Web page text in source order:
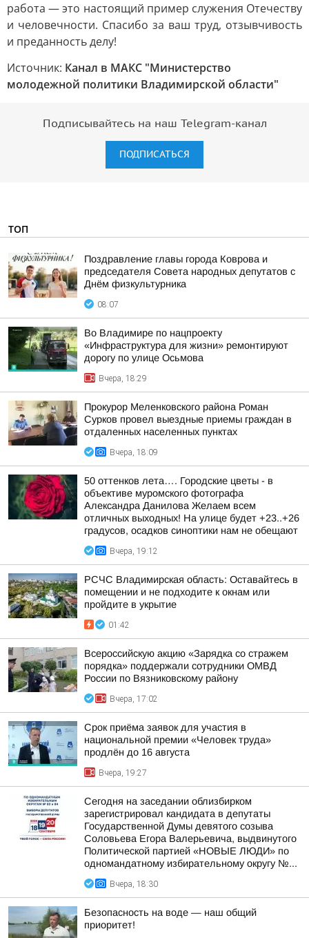
работа — это настоящий пример служения Отечеству
и человечности. Спасибо за ваш труд, отзывчивость
и преданность делу!
Источник: Канал в МАКС "Министерство
молодежной политики Владимирской области"
Подписывайтесь на наш Telegram-канал
ПОДПИСАТЬСЯ
ТОП
Поздравление главы города Коврова и
председателя Совета народных депутатов с
Днём физкультурника
08:07
Во Владимире по нацпроекту
«Инфраструктура для жизни» ремонтируют
дорогу по улице Осьмова
Вчера, 18:29
Прокурор Меленковского района Роман
Сурков провел выездные приемы граждан в
отдаленных населенных пунктах
Вчера, 18:09
50 оттенков лета…. Городские цветы - в
объективе муромского фотографа
Александра Данилова Желаем всем
отличных выходных! На улице будет +23..+26
градусов, осадков синоптики нам не обещают
Вчера, 19:12
РСЧС Владимирская область: Оставайтесь в
помещении и не подходите к окнам или
пройдите в укрытие
01:42
Всероссийскую акцию «Зарядка со стражем
порядка» поддержали сотрудники ОМВД
России по Вязниковскому району
Вчера, 17:02
Срок приёма заявок для участия в
национальной премии «Человек труда»
продлён до 16 августа
Вчера, 19:27
Сегодня на заседании облизбирком
зарегистрировал кандидата в депутаты
Государственной Думы девятого созыва
Соловьева Егора Валерьевича, выдвинутого
Политической партией «НОВЫЕ ЛЮДИ» по
одномандатному избирательному округу №...
Вчера, 18:30
Безопасность на воде — наш общий
приоритет!